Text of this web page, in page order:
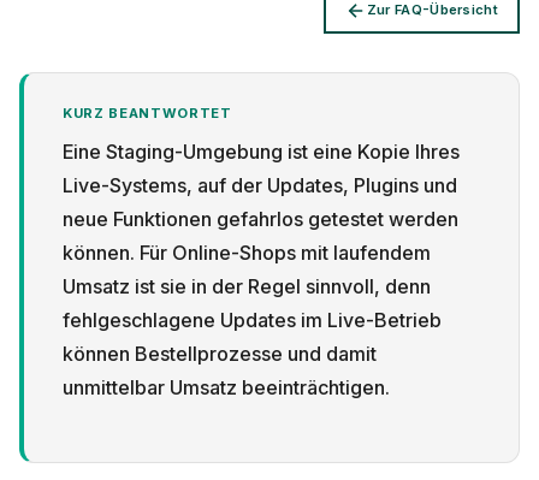
Zur FAQ-Übersicht
KURZ BEANTWORTET
Eine Staging-Umgebung ist eine Kopie Ihres
Live-Systems, auf der Updates, Plugins und
neue Funktionen gefahrlos getestet werden
können. Für Online-Shops mit laufendem
Umsatz ist sie in der Regel sinnvoll, denn
fehlgeschlagene Updates im Live-Betrieb
können Bestellprozesse und damit
unmittelbar Umsatz beeinträchtigen.